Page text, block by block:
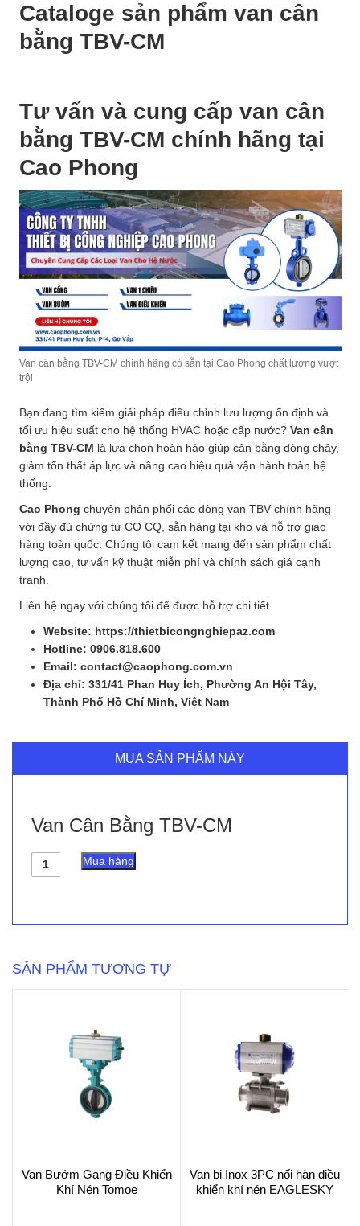
Cataloge sản phẩm van cân
bằng TBV-CM
Tư vấn và cung cấp van cân
bằng TBV-CM chính hãng tại
Cao Phong
Van cân bằng TBV-CM chính hãng có sẵn tại Cao Phong chất lượng vượt
trội
Bạn đang tìm kiếm giải pháp điều chỉnh lưu lượng ổn định và
tối ưu hiệu suất cho hệ thống HVAC hoặc cấp nước? Van cân
bằng TBV-CM là lựa chọn hoàn hảo giúp cân bằng dòng chảy,
giảm tổn thất áp lực và nâng cao hiệu quả vận hành toàn hệ
thống.
Cao Phong chuyên phân phối các dòng van TBV chính hãng
với đầy đủ chứng từ CO CQ, sẵn hàng tại kho và hỗ trợ giao
hàng toàn quốc. Chúng tôi cam kết mang đến sản phẩm chất
lượng cao, tư vấn kỹ thuật miễn phí và chính sách giá cạnh
tranh.
Liên hệ ngay với chúng tôi để được hỗ trợ chi tiết
Website: https://thietbicongnghiepaz.com
Hotline: 0906.818.600
Email: contact@caophong.com.vn
Địa chỉ: 331/41 Phan Huy Ích, Phường An Hội Tây,
Thành Phố Hồ Chí Minh, Việt Nam
MUA SẢN PHẨM NÀY
Van Cân Bằng TBV-CM
Van
Mua hàng
SẢN PHẨM TƯƠNG TỰ
Van Bướm Gang Điều Khiển
Khí Nén Tomoe
Van bi Inox 3PC nối hàn điều
khiển khí nén EAGLESKY